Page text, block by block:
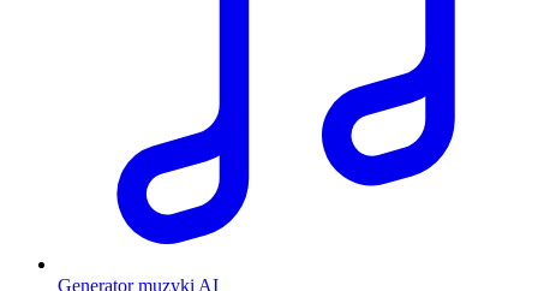
Generator muzyki AI